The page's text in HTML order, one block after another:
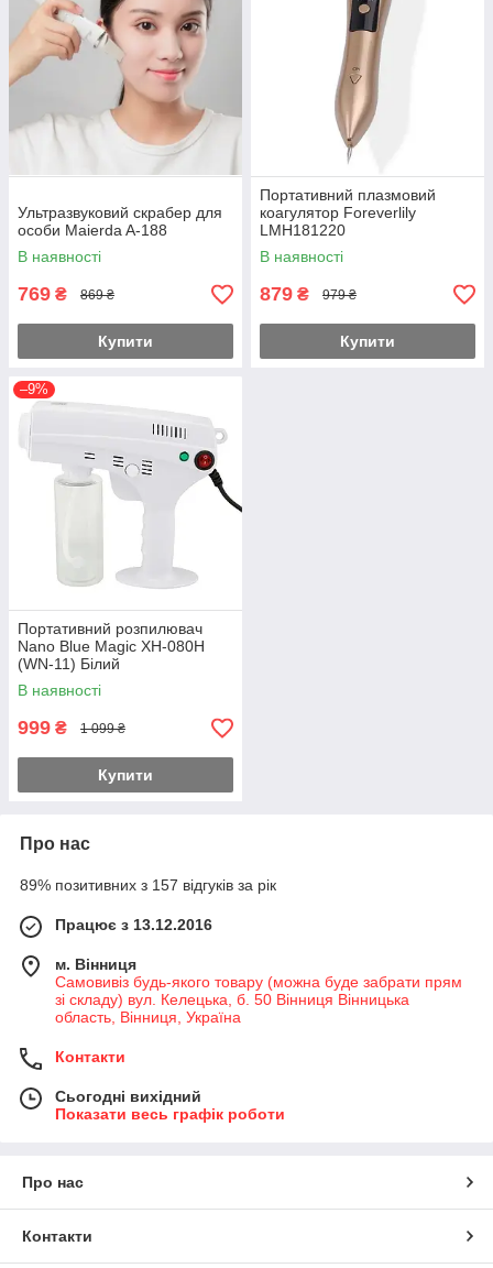
Ультразвуковий скрабер для
особи Maierda A-188
В наявності
769 ₴ 869 ₴
Купити
Портативний плазмовий
коагулятор Foreverlily
LMH181220
В наявності
879 ₴ 979 ₴
Купити
–9%
Портативний розпилювач
Nano Blue Magic XH-080H
(WN-11) Білий
В наявності
999 ₴ 1 099 ₴
Купити
Про нас
89% позитивних з 157 відгуків за рік
Працює з 13.12.2016
м. Вінниця
Самовивіз будь-якого товару (можна буде забрати прям
зі складу) вул. Келецька, б. 50 Вінниця Вінницька
область, Вінниця, Україна
Контакти
Сьогодні вихідний
Показати весь графік роботи
Про нас
Контакти